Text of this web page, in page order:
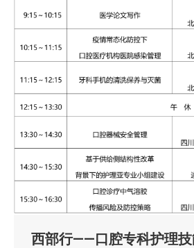
西部行——口腔专科护理技